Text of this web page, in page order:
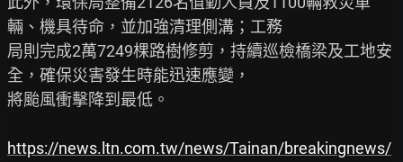
輛、機具待命，並加強清理側溝；工務
局則完成2萬7249棵路樹修剪，持續巡檢橋梁及工地安
全，確保災害發生時能迅速應變，
將颱風衝擊降到最低。
https://news.ltn.com.tw/news/Tainan/breakingnews/